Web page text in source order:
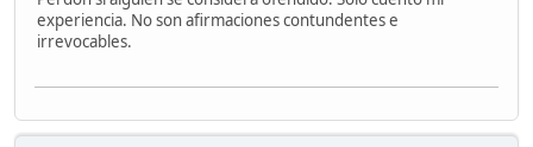
experiencia. No son afirmaciones contundentes e
irrevocables.